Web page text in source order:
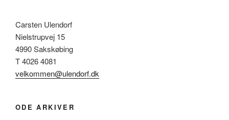
Carsten Ulendorf
Nielstrupvej 15
4990 Sakskøbing
T 4026 4081
velkommen@ulendorf.dk
ODE ARKIVER